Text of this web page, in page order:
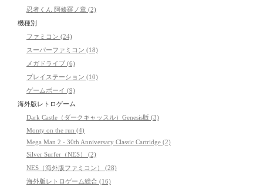
忍者くん 阿修羅ノ章 (2)
機種別
ファミコン (24)
スーパーファミコン (18)
メガドライブ (6)
プレイステーション (10)
ゲームボーイ (9)
海外版レトロゲーム
Dark Castle（ダークキャッスル）Genesis版 (3)
Monty on the run (4)
Mega Man 2 - 30th Anniversary Classic Cartridge (2)
Silver Surfer（NES） (2)
NES（海外版ファミコン） (28)
海外版レトロゲーム総合 (16)